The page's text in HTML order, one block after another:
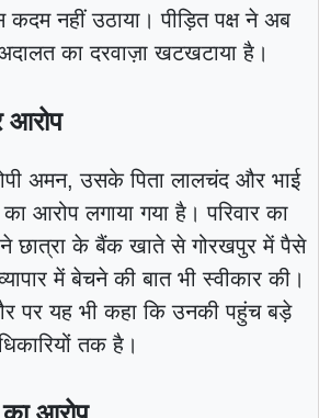
कदम नहीं उठाया। पीड़ित पक्ष ने अब
का दरवाज़ा खटखटाया है।
आरोप
अमन, उसके पिता लालचंद और भाई
आरोप लगाया गया है। परिवार का
ने छात्रा के बैंक खाते से गोरखपुर में पैसे
में बेचने की बात भी स्वीकार की।
पर यह भी कहा कि उनकी पहुंच बड़े
तक है।